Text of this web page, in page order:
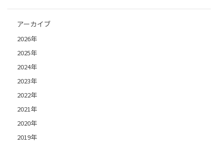
アーカイブ
2026年
2025年
2024年
2023年
2022年
2021年
2020年
2019年